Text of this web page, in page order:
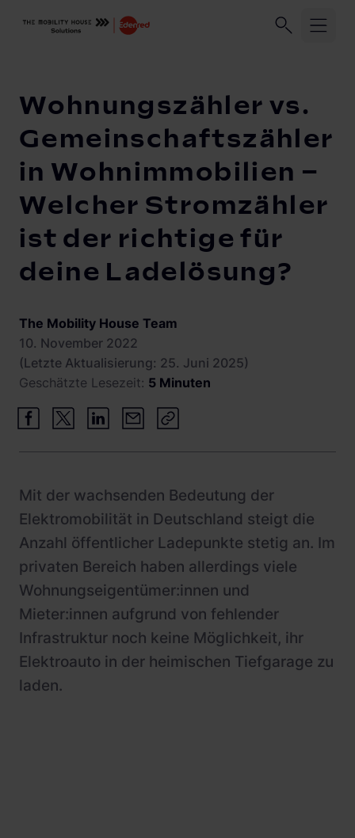
Branchen
Unternehmensflotten
Logistikflotten
Autohandel
Elektroinstallationsbetriebe
Gewerbeimmobilien
Wohnimmobilien
Ladeinfrastruktur-Betreiber
Leasinggesellschaften
Fachplaner:innen
Migration
Lösungen und Services
Abrechnung
Lastmanagement
Solarmanagement
ChargePilot®
Lastmanagement und Ladelogik
Schnittstellen
Betrieb und Monitoring
Vehicle-to-Grid
Referenzen
Wohnungszähler vs.
Gemeinschaftszähler
in Wohnimmobilien –
Welcher Stromzähler
ist der richtige für
deine Ladelösung?
The Mobility House Team
10. November 2022
(Letzte Aktualisierung: 25. Juni 2025)
Geschätzte Lesezeit: 5 Minuten
Mit der wachsenden Bedeutung der
Elektromobilität in Deutschland steigt die
Anzahl öffentlicher Ladepunkte stetig an. Im
privaten Bereich haben allerdings viele
Wohnungseigentümer:innen und
Mieter:innen aufgrund von fehlender
Infrastruktur noch keine Möglichkeit, ihr
Elektroauto in der heimischen Tiefgarage zu
laden.